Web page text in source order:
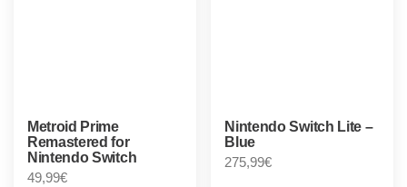
Metroid Prime
Remastered for
Nintendo Switch
49,99€
Nintendo Switch Lite –
Blue
275,99€